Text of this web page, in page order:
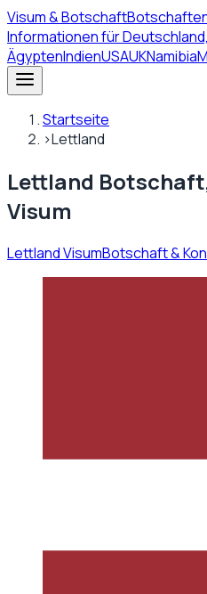
Visum& Botschaft
Informationen für
ÄgyptenIndienUSAUKNamibia
Startseite
›Lettland
Lettland
Visum
Lettland VisumBotschaft &